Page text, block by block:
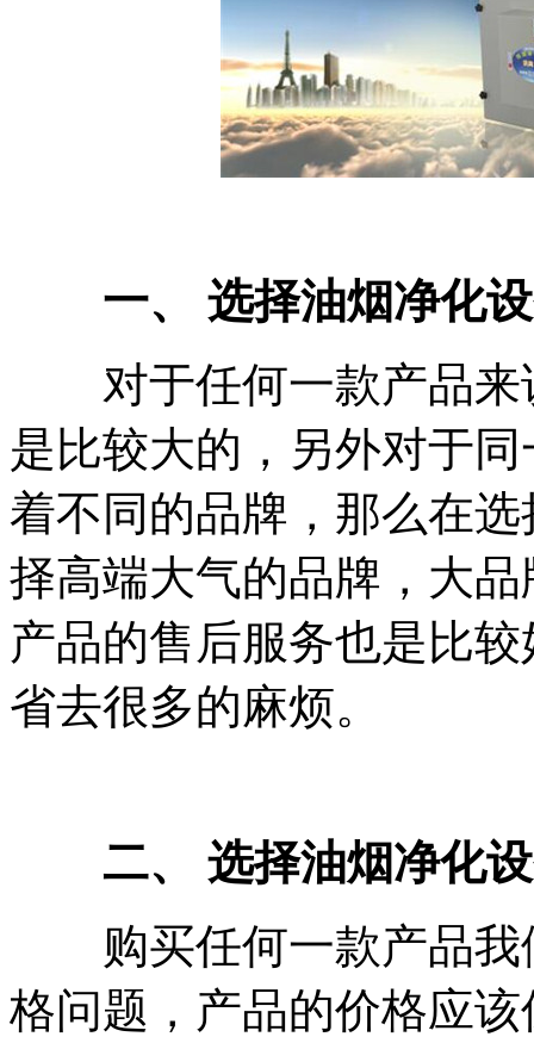
一、 选择油烟净化设
对于任何一款产品来
是比较大的，另外对于
着不同的品牌，那么在
择高端大气的品牌，大
产品的售后服务也是比
省去很多的麻烦。
二、 选择油烟净化
购买任何一款产品我
格问题，产品的价格应